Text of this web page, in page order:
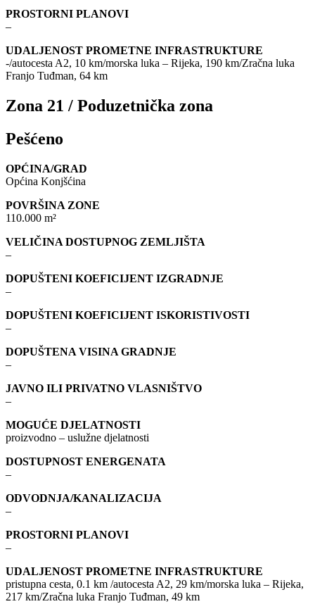
PROSTORNI PLANOVI
–
UDALJENOST PROMETNE INFRASTRUKTURE
-/autocesta A2, 10 km/morska luka – Rijeka, 190 km/Zračna luka
Franjo Tuđman, 64 km
Zona 21 / Poduzetnička zona
Pešćeno
OPĆINA/GRAD
Općina Konjšćina
POVRŠINA ZONE
110.000 m²
VELIČINA DOSTUPNOG ZEMLJIŠTA
–
DOPUŠTENI KOEFICIJENT IZGRADNJE
–
DOPUŠTENI KOEFICIJENT ISKORISTIVOSTI
–
DOPUŠTENA VISINA GRADNJE
–
JAVNO ILI PRIVATNO VLASNIŠTVO
–
MOGUĆE DJELATNOSTI
proizvodno – uslužne djelatnosti
DOSTUPNOST ENERGENATA
–
ODVODNJA/KANALIZACIJA
–
PROSTORNI PLANOVI
–
UDALJENOST PROMETNE INFRASTRUKTURE
pristupna cesta, 0.1 km /autocesta A2, 29 km/morska luka – Rijeka,
217 km/Zračna luka Franjo Tuđman, 49 km